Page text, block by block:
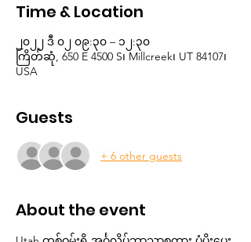
Time & Location
၂၀၂၂ ဒီ ၀၂ ၀၉:၃၀ – ၁၂:၃၀
ကြိတ်ဆုံ, 650 E 4500 S၊ Millcreek၊ UT 84107၊
USA
Guests
+ 6 other guests
About the event